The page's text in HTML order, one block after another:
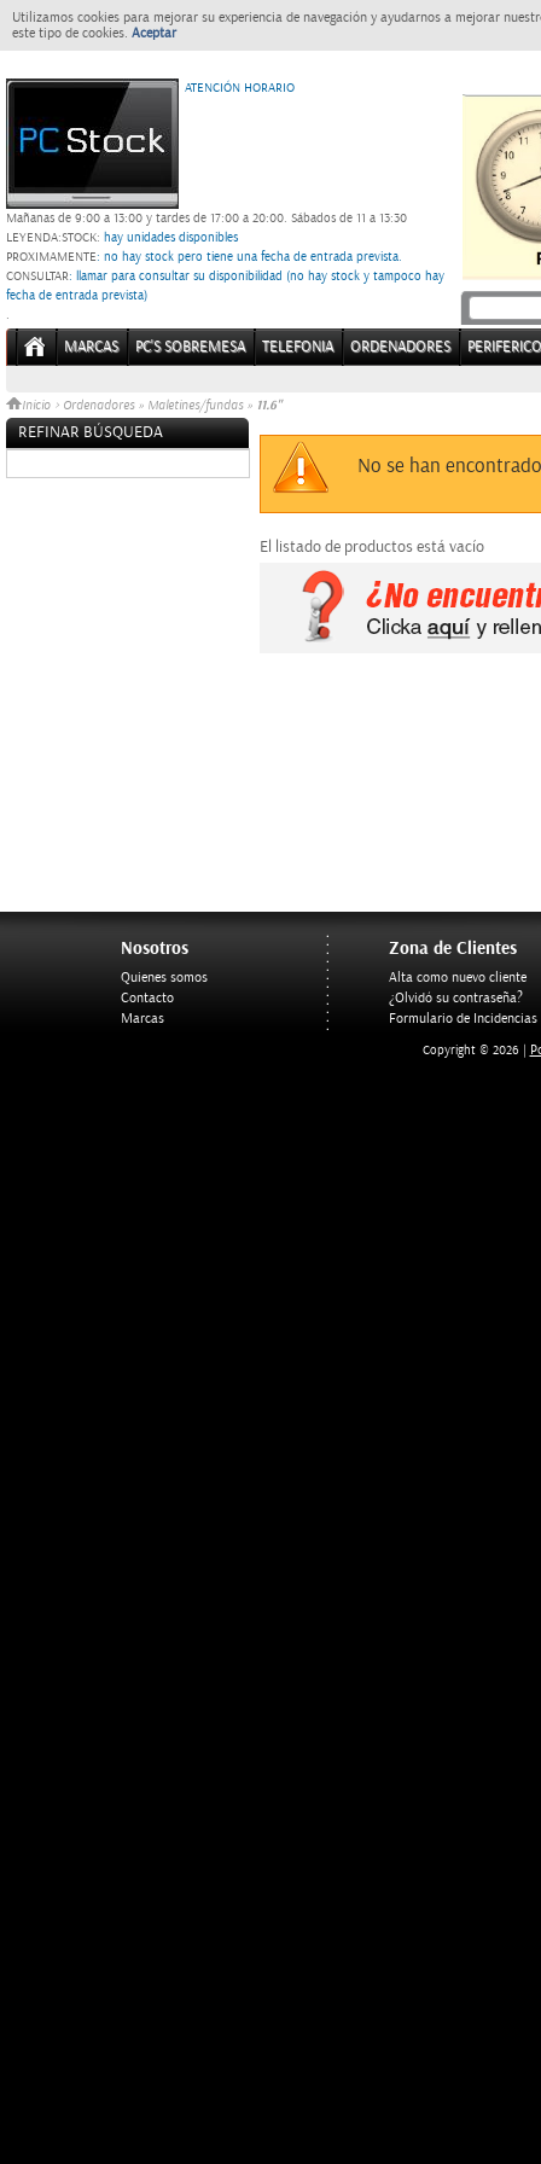
Utilizamos cookies para mejorar su experiencia de navegación y ayudarnos a mejorar
este tipo de cookies. Aceptar
ATENCIÓN HORARIO
Mañanas de 9:00 a 13:00 y tardes de 17:00 a 20:00. Sábados de 11 a 13:30
LEYENDA:STOCK: hay unidades disponibles
PROXIMAMENTE: no hay stock pero tiene una fecha de entrada prevista.
CONSULTAR: llamar para consultar su disponibilidad (no hay stock y tampoco hay
fecha de entrada prevista)
.
MARCAS PC'S SOBREMESA TELEFONIA ORDENADORES
Inicio > Ordenadores » Maletines/fundas » 11.6"
REFINAR BÚSQUEDA
No se han
El listado de productos está vacío
Nosotros
Quienes somos
Contacto
Marcas
Zona de Clientes
Alta como nuevo cliente
¿Olvidó su contraseña?
Formulario de Incidencias
Copyright © 2026 |